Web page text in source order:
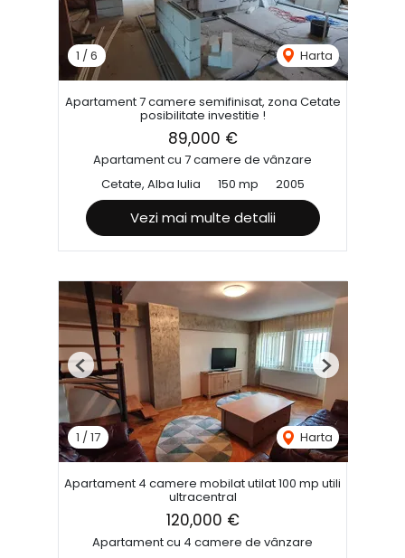
1 /6 Harta
Apartament 7 camere semifinisat, zona Cetate
posibilitate investitie !
89,000 €
Apartament cu 7 camere de vânzare
Cetate, Alba Iulia
150 mp 2005
Vezi mai multe detalii
1 / 17 Harta
Previous Next
Apartament 4 camere mobilat utilat 100 mp utili
ultracentral
120,000 €
Apartament cu 4 camere de vânzare